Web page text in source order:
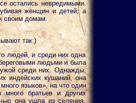
остались невредимыми.
женщин и детей; а
своим домам.
так:)
людей, и среди них одна
людьми и была
среди них. Однажды,
индейских кушаний, она
языков», на что один
братьев и других
она ушла из селения,